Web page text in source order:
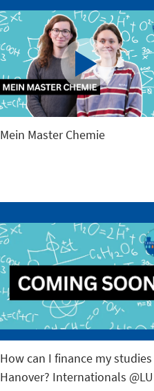
Mein Master Chemie
How can I finance my
Hanover? Internationals